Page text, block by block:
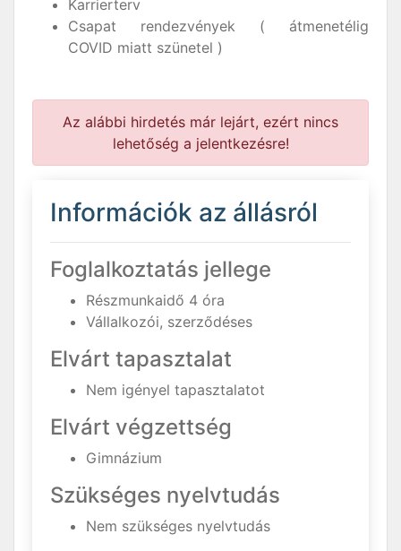
Karrierterv
Csapat rendezvények ( átmenetélig
COVID miatt szünetel )
Az alábbi hirdetés már lejárt, ezért nincs
lehetőség a jelentkezésre!
Információk az állásról
Foglalkoztatás jellege
Részmunkaidő 4 óra
Vállalkozói, szerződéses
Elvárt tapasztalat
Nem igényel tapasztalatot
Elvárt végzettség
Gimnázium
Szükséges nyelvtudás
Nem szükséges nyelvtudás